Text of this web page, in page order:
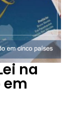
na
em